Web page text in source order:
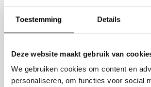
Toestemming Details
Deze website maakt gebruik van
We gebruiken cookies om content en
personaliseren, om functies voor social
gaan we voor u kijken.
de plantnaam, hoogte,
vorm. Wilt u weten hoe
boom er ongeveer eruit
kunnen u een foto